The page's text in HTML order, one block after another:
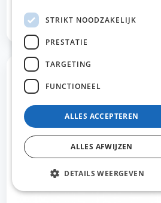
Bekijk product
STRIKT NOODZAKELIJK
PRESTATIE
TARGETING
FUNCTIONEEL
ALLES ACCEPTEREN
ALLES AFWIJZEN
DETAILS WEERGEVEN